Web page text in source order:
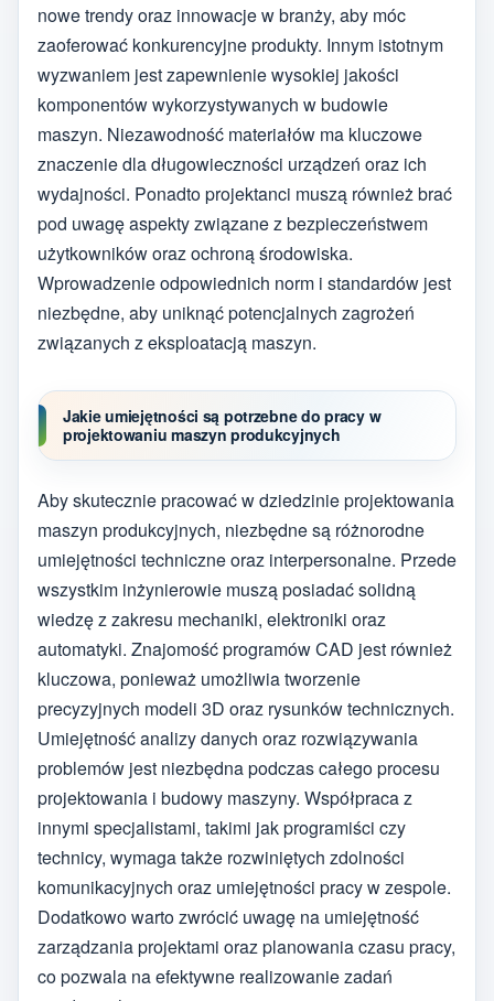
nowe trendy oraz innowacje w branży, aby móc
zaoferować konkurencyjne produkty. Innym istotnym
wyzwaniem jest zapewnienie wysokiej jakości
komponentów wykorzystywanych w budowie
maszyn. Niezawodność materiałów ma kluczowe
znaczenie dla długowieczności urządzeń oraz ich
wydajności. Ponadto projektanci muszą również brać
pod uwagę aspekty związane z bezpieczeństwem
użytkowników oraz ochroną środowiska.
Wprowadzenie odpowiednich norm i standardów jest
niezbędne, aby uniknąć potencjalnych zagrożeń
związanych z eksploatacją maszyn.
Jakie umiejętności są potrzebne do pracy w
projektowaniu maszyn produkcyjnych
Aby skutecznie pracować w dziedzinie projektowania
maszyn produkcyjnych, niezbędne są różnorodne
umiejętności techniczne oraz interpersonalne. Przede
wszystkim inżynierowie muszą posiadać solidną
wiedzę z zakresu mechaniki, elektroniki oraz
automatyki. Znajomość programów CAD jest również
kluczowa, ponieważ umożliwia tworzenie
precyzyjnych modeli 3D oraz rysunków technicznych.
Umiejętność analizy danych oraz rozwiązywania
problemów jest niezbędna podczas całego procesu
projektowania i budowy maszyny. Współpraca z
innymi specjalistami, takimi jak programiści czy
technicy, wymaga także rozwiniętych zdolności
komunikacyjnych oraz umiejętności pracy w zespole.
Dodatkowo warto zwrócić uwagę na umiejętność
zarządzania projektami oraz planowania czasu pracy,
co pozwala na efektywne realizowanie zadań